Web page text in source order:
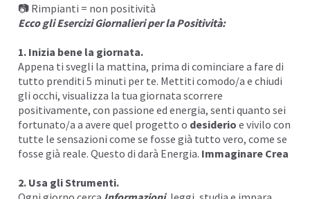
📷 Rimpianti = non positività
Ecco gli Esercizi Giornalieri per la Positività:
1. Inizia bene la giornata.
Appena ti svegli la mattina, prima di cominciare a fare di
tutto prenditi 5 minuti per te. Mettiti comodo/a e chiudi
gli occhi, visualizza la tua giornata scorrere
positivamente, con passione ed energia, senti quanto sei
fortunato/a a avere quel progetto o desiderio e vivilo con
tutte le sensazioni come se fosse già tutto vero, come se
fosse già reale. Questo di darà Energia. Immaginare Crea
2. Usa gli Strumenti.